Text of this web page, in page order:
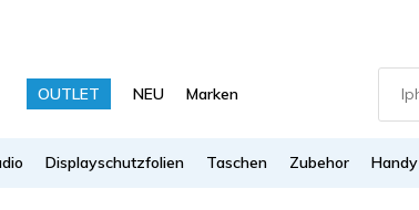
OUTLET NEU Marken
Displayschutzfolien Taschen Zubehor Handy